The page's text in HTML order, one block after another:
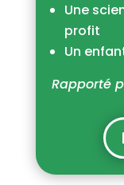
Une
profit
Un
Rapporté